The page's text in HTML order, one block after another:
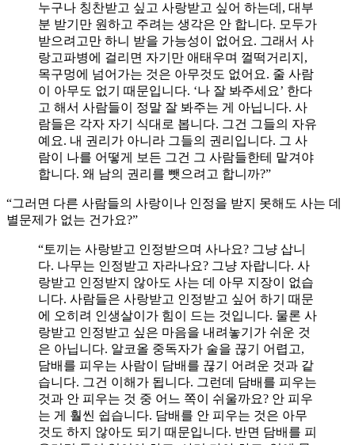
누구나 칭찬받고 싶고 사랑받고 싶어 하는데, 대부
분 받기만 원하고 주려는 생각은 안 합니다. 모두가
받으려고만 하니 받을 가능성이 없어요. 그래서 사
랑고파병에 걸리면 자기만 애태우며 껄떡거리지,
목구멍에 넘어가는 것은 아무것도 없어요. 줄 사람
이 아무도 없기 때문입니다. ‘나 잘 봐주세요’ 한다
고 해서 사람들이 정말 잘 봐주는 게 아닙니다. 사
람들은 각자 자기 식대로 봅니다. 그건 그들의 자유
예요. 내 권리가 아니라 그들의 권리입니다. 그 사
람이 나를 어떻게 보든 그건 그 사람들한테 맡겨야
합니다. 왜 남의 권리를 뺏으려고 합니까?”
“그러면 다른 사람들의 사랑이나 인정을 받지 못해도 사는 데
별문제가 없는 건가요?”
“토끼는 사랑받고 인정받으며 사나요? 그냥 삽니
다. 나무는 인정받고 자라나요? 그냥 자랍니다. 사
랑받고 인정받지 않아도 사는 데 아무 지장이 없습
니다. 사람들은 사랑받고 인정받고 싶어 하기 때문
에 오히려 인생살이가 힘이 드는 것입니다. 물론 사
랑받고 인정받고 싶은 마음을 내려놓기가 쉬운 것
은 아닙니다. 알코올 중독자가 술을 끊기 어렵고,
담배를 피우는 사람이 담배를 끊기 어려운 것과 같
습니다. 그건 이해가 됩니다. 그런데 담배를 피우는
것과 안 피우는 것 중 어느 쪽이 쉬울까요? 안 피우
는 게 훨씬 쉽습니다. 담배를 안 피우는 것은 아무
것도 하지 않아도 되기 때문입니다. 반면 담배를 피